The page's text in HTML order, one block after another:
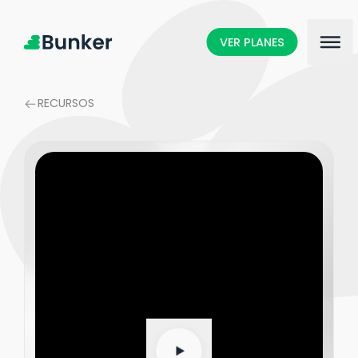
VER PLANES
RECURSOS